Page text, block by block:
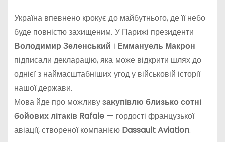
Україна впевнено крокує до майбутнього, де її небо
буде повністю захищеним. У Парижі президенти
Володимир Зеленський і Еммануель Макрон
підписали декларацію, яка може відкрити шлях до
однієї з наймасштабніших угод у військовій історії
нашої держави.
Мова йде про можливузакупівлю близько сотні
бойових літаків Rafale— гордості французької
авіації, створеної компанією Dassault Aviation.